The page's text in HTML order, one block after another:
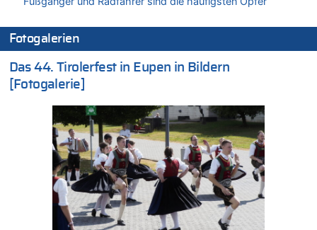
05.08.2026 - 18:35 von Der Patriot zu
Wasserstand des Rheins in NRW so niedrig wie noch nie
05.08.2026 - 18:31 von Der Patriot zu
Mehrere Menschen in Londons City niedergestochen
Wasserstand des Rheins in NRW so niedrig wie noch nie
05.08.2026 - 17:32 von Peter G zu
Mehrere Menschen in Londons City niedergestochen
05.08.2026 - 17:19 von Chips zu
Wasserstand des Rheins in NRW so niedrig wie noch nie
05.08.2026 - 17:18 von Chips zu
Wasserstand des Rheins in NRW so niedrig wie noch nie
Fotogalerien
Das 44. Tirolerfest in Eupen in Bildern
[Fotogalerie]